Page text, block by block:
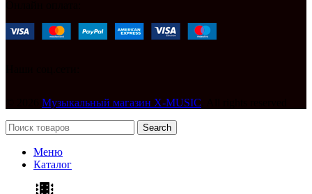
Музыкальный магазин X-MUSIC
Search
Меню
Каталог